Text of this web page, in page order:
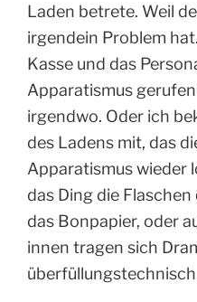
Laden betrete. Weil
irgendein Problem
Kasse und das
Apparatismus
irgendwo. Oder ich
des Ladens mit, das
Apparatismus wieder
das Ding die
das Bonpapier, oder
innen tragen sich